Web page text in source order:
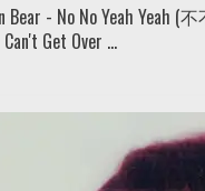
- No No Yeah Yeah (
Get Over ...